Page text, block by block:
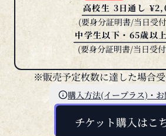
(要身分証明書/当日受付
中学生以下・65歳以
(要身分証明書/当日受
※販売予定枚数に達した場合
購入方法(イープラス)・
チケット購入はこ